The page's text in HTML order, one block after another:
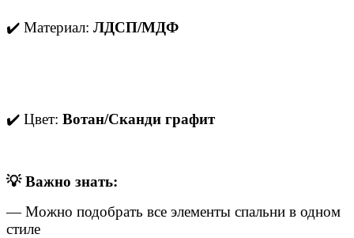
✔️ Материал: ЛДСП/МДФ
✔️ Цвет: Вотан/Сканди графит
💡 Важно знать:
— Можно подобрать все элементы спальни в одном
стиле